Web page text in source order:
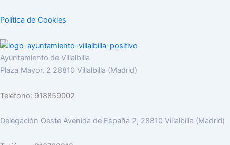
Política de Cookies
Ayuntamiento de Villalbilla
Plaza Mayor, 2 28810 Villalbilla (Madrid)
Teléfono: 918859002
Delegación Oeste Avenida de España 2, 28810 Villalbilla (Madrid)